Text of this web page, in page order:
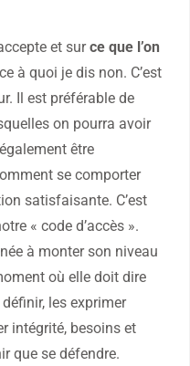
et surce que l’on
à quoi je dis non. C’est
Il est préférable de
on pourra avoir
être
se comporter
satisfaisante. C’est
« code d’accès ».
à monter son niveau
où elle doit dire
les exprimer
intégrité, besoins et
que se défendre.